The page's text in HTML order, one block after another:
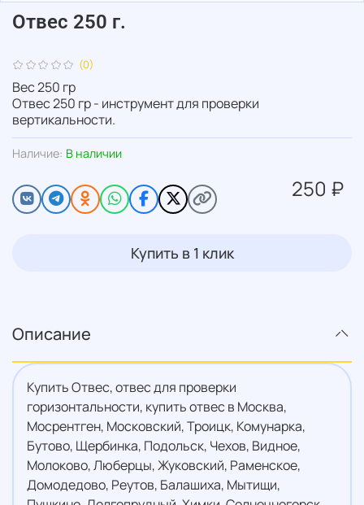
(0)
Наличие: В наличии
Отвес 250 г.
250 ₽
Купить в 1 клик
Вес 250 гр
Отвес 250 гр - инструмент для проверки
вертикальности.
Описание
Купить Отвес, отвес для проверки
горизонтальности, купить отвес в Москва,
Мосрентген, Московский, Троицк, Комунарка,
Бутово, Щербинка, Подольск, Чехов, Видное,
Молоково, Люберцы, Жуковский, Раменское,
Домодедово, Реутов, Балашиха, Мытищи,